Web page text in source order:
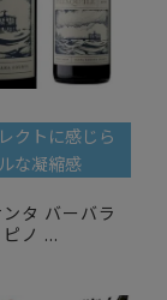
クトに感じら
な凝縮感
タ バーバラ
ノ ...